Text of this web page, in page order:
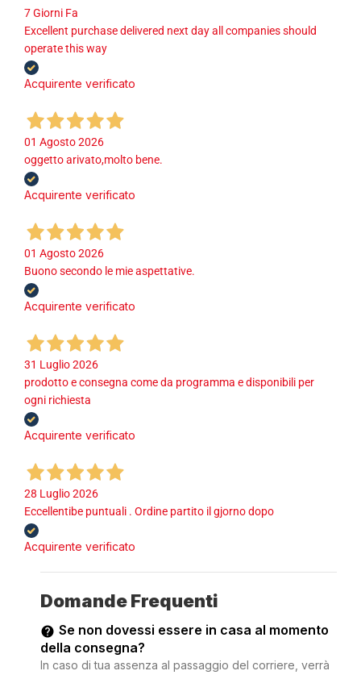
7 Giorni Fa
Excellent purchase delivered next day all companies should
operate this way
Acquirente verificato
01 Agosto 2026
oggetto arivato,molto bene.
Acquirente verificato
01 Agosto 2026
Buono secondo le mie aspettative.
Acquirente verificato
31 Luglio 2026
prodotto e consegna come da programma e disponibili per
ogni richiesta
Acquirente verificato
28 Luglio 2026
Eccellentibe puntuali . Ordine partito il gjorno dopo
Acquirente verificato
Domande Frequenti
Se non dovessi essere in casa al momento
della consegna?
In caso di tua assenza al passaggio del corriere, verrà